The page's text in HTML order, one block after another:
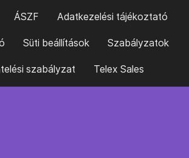
ÁSZF Adatkezelési tájékoztató
Süti beállítások Szabályzatok
szabályzat Telex Sales